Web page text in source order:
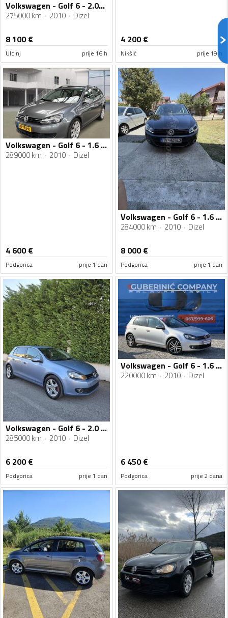
Volkswagen - Golf 6 - 2.0tdi
275000 km 2010 Dizel
8 100€
Ulcinj prije 16 h
4 200€
Nikšić prije 19 h
Volkswagen - Golf 6 - 1.6 TDI
289000 km 2010 Dizel
4 600€
Podgorica prije 1 dan
Volkswagen - Golf 6 - 1.6 Tdi
284000 km 2010 Dizel
8 000€
Podgorica prije 1 dan
Volkswagen - Golf 6 - 2.0 TDI
285000 km 2010 Dizel
6 200€
Podgorica prije 1 dan
Volkswagen - Golf 6 - 1.6 TDI
220000 km 2010 Dizel
6 450€
Podgorica prije 2 dana